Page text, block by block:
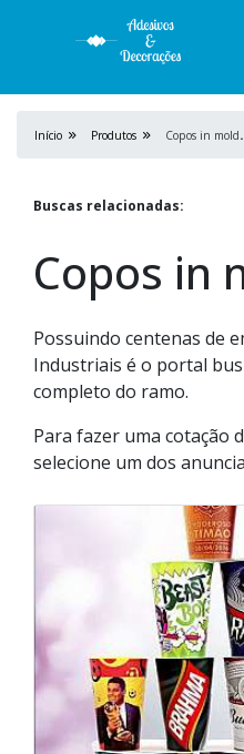
Início Produtos
Buscas relacionadas:
Copos in
Possuindo centenas de
Industriais é o portal
completo do ramo.
Para fazer uma cotação
selecione um dos